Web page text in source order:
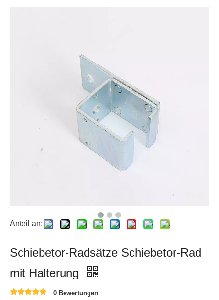
Anteil an:
Schiebetor-Radsätze Schiebetor-Rad
mit Halterung
0 Bewertungen